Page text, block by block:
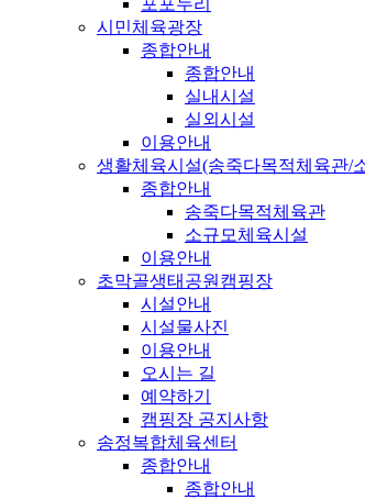
시민체육광장
종합안내
종합안내
실내시설
실외시설
이용안내
생활체육시설(송죽다목적체육관/
종합안내
송죽다목적체육관
소규모체육시설
이용안내
초막골생태공원캠핑장
시설안내
시설물사진
이용안내
오시는 길
예약하기
캠핑장 공지사항
송정복합체육센터
종합안내
종합안내